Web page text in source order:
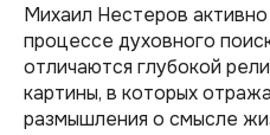
Михаил Нестеров
процессе духовного
отличаются глубокой
картины, в которых
размышления о смысле